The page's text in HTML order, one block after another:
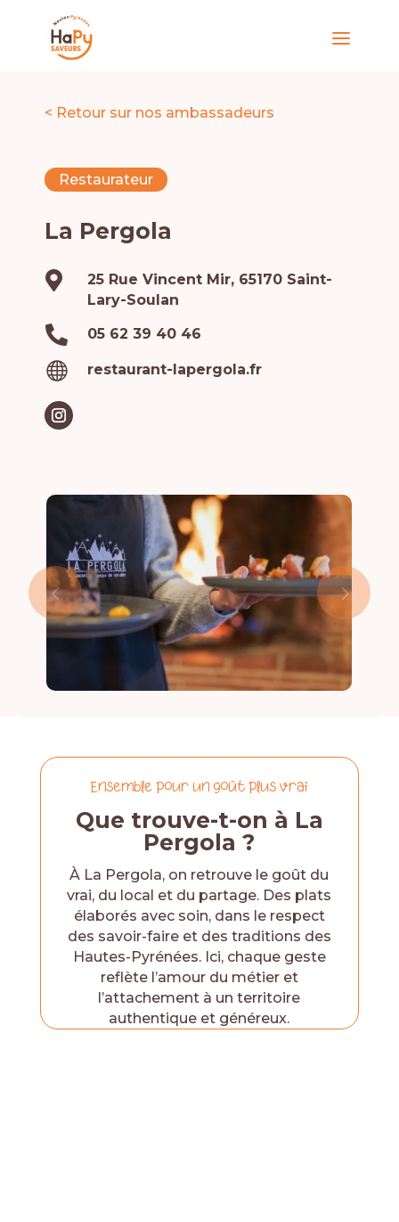
ESPACE ADHÉRENT
< Retour sur nos ambassadeurs
Restaurateur
La Pergola

25 Rue Vincent Mir, 65170 Saint-
Lary-Soulan
 05 62 39 40 46
 restaurant-lapergola.fr
Ensemble pour un goût plus vrai
Que trouve-t-on à La
Pergola ?
À La Pergola, on retrouve le goût du
vrai, du local et du partage. Des plats
élaborés avec soin, dans le respect
des savoir-faire et des traditions des
Hautes-Pyrénées. Ici, chaque geste
reflète l’amour du métier et
l’attachement à un territoire
authentique et généreux.